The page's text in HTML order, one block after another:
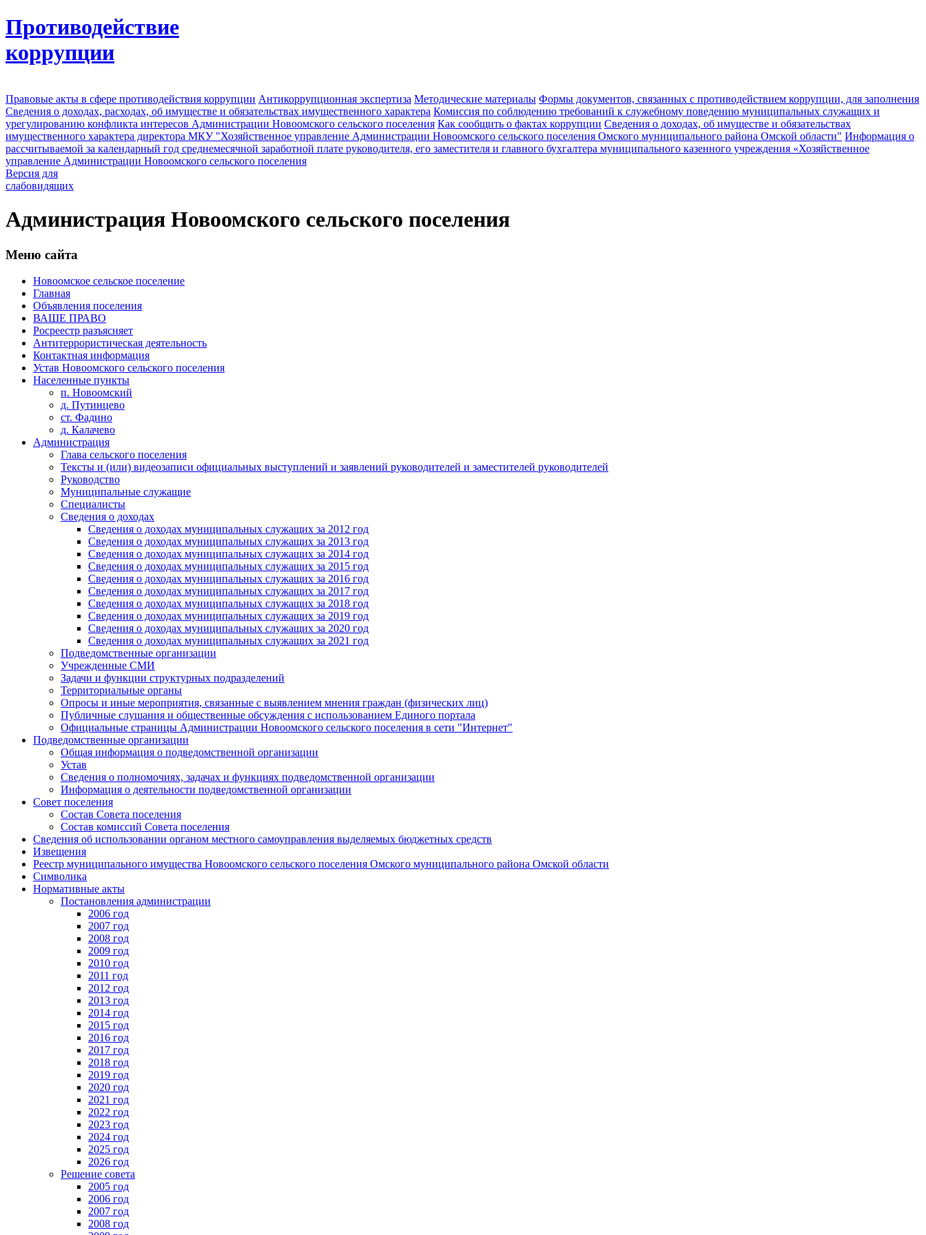
Противодействие
коррупции
Правовые акты в сфере противодействия коррупции Антикоррупционная экспертиза Методические материалы Формы документов, связанных с противодействием коррупции, для заполнения
Сведения о доходах, расходах, об имуществе и обязательствах имущественного характера Комиссия по соблюдению требований к служебному поведению муниципальных служащих и
урегулированию конфликта интересов Администрации Новоомского сельского поселения Как сообщить о фактах коррупции Сведения о доходах, об имуществе и обязательствах
имущественного характера директора МКУ "Хозяйственное управление Администрации Новоомского сельского поселения Омского муниципального района Омской области" Информация о
рассчитываемой за календарный год среднемесячной заработной плате руководителя, его заместителя и главного бухгалтера муниципального казенного учреждения «Хозяйственное
управление Администрации Новоомского сельского поселения
Версия для
слабовидящих
Администрация Новоомского сельского поселения
Меню сайта
Новоомское сельское поселение
Главная
Объявления поселения
ВАШЕ ПРАВО
Росреестр разъясняет
Антитеррористическая деятельность
Контактная информация
Устав Новоомского сельского поселения
Населенные пункты
п. Новоомский
д. Путинцево
ст. Фадино
д. Калачево
Администрация
Глава сельского поселения
Тексты и (или) видеозаписи официальных выступлений и заявлений руководителей и заместителей руководителей
Руководство
Муниципальные служащие
Специалисты
Сведения о доходах
Сведения о доходах муниципальных служащих за 2012 год
Сведения о доходах муниципальных служащих за 2013 год
Сведения о доходах муниципальных служащих за 2014 год
Сведения о доходах муниципальных служащих за 2015 год
Сведения о доходах муниципальных служащих за 2016 год
Сведения о доходах муниципальных служащих за 2017 год
Сведения о доходах муниципальных служащих за 2018 год
Сведения о доходах муниципальных служащих за 2019 год
Сведения о доходах муниципальных служащих за 2020 год
Сведения о доходах муниципальных служащих за 2021 год
Подведомственные организации
Учрежденные СМИ
Задачи и функции структурных подразделений
Территориальные органы
Опросы и иные мероприятия, связанные с выявлением мнения граждан (физических лиц)
Публичные слушания и общественные обсуждения с использованием Единого портала
Официальные страницы Администрации Новоомского сельского поселения в сети "Интернет"
Подведомственные организации
Общая информация о подведомственной организации
Устав
Сведения о полномочиях, задачах и функциях подведомственной организации
Информация о деятельности подведомственной организации
Совет поселения
Состав Совета поселения
Состав комиссий Совета поселения
Сведения об использовании органом местного самоуправления выделяемых бюджетных средств
Извещения
Реестр муниципального имущества Новоомского сельского поселения Омского муниципального района Омской области
Символика
Нормативные акты
Постановления администрации
2006 год
2007 год
2008 год
2009 год
2010 год
2011 год
2012 год
2013 год
2014 год
2015 год
2016 год
2017 год
2018 год
2019 год
2020 год
2021 год
2022 год
2023 год
2024 год
2025 год
2026 год
Решение совета
2005 год
2006 год
2007 год
2008 год